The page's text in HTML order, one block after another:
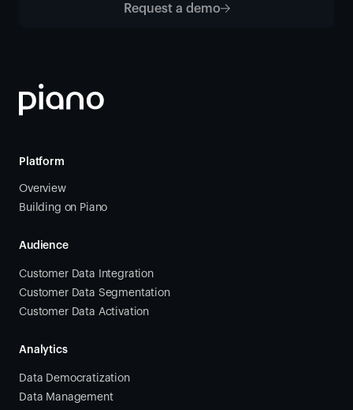
Request a demo
Platform
Overview
Building on Piano
Audience
Customer Data Integration
Customer Data Segmentation
Customer Data Activation
Analytics
Data Democratization
Data Management